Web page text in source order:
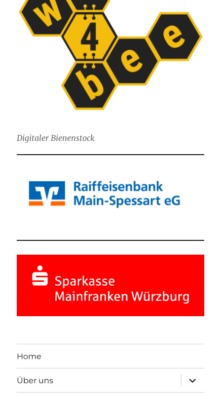
Digitaler Bienenstock
Home
Über uns
öffnen